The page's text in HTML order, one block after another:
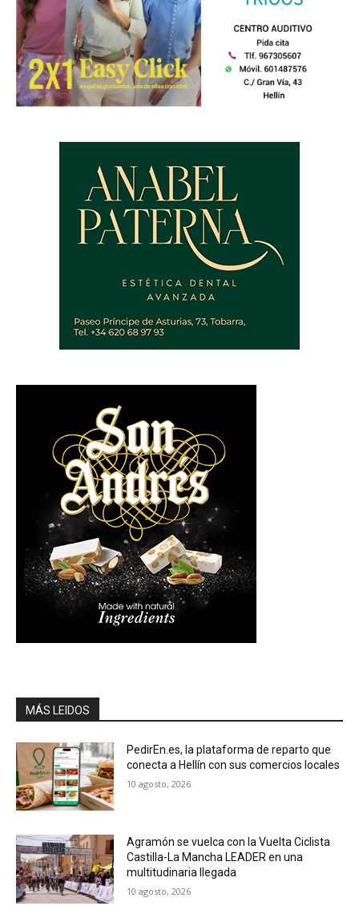
MÁS LEIDOS
PedirEn.es, la plataforma de reparto que
conecta a Hellín con sus comercios locales
10 agosto, 2026
Agramón se vuelca con la Vuelta Ciclista
Castilla-La Mancha LEADER en una
multitudinaria llegada
10 agosto, 2026